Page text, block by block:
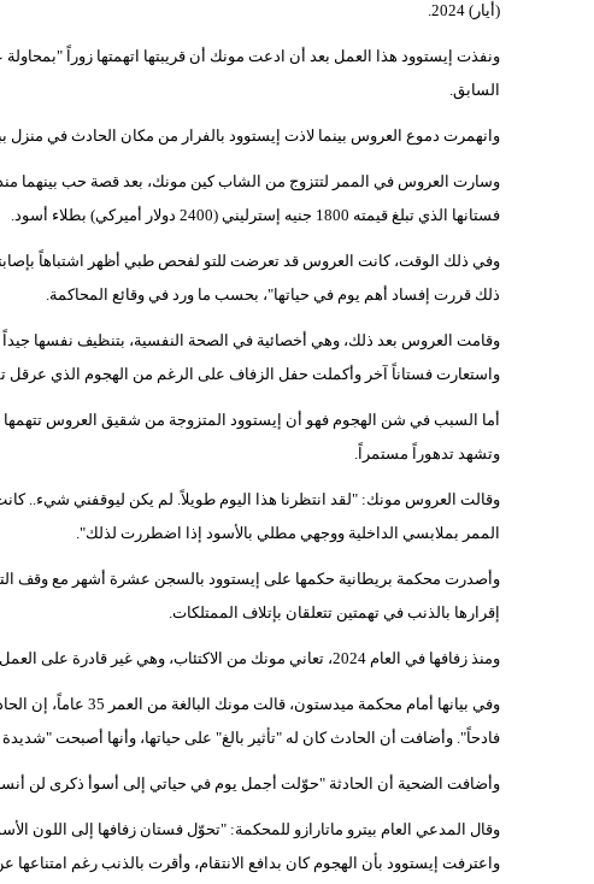
(أيار) 2024.
ونفذت إيستوود هذا العمل بعد أن ادعت مونك أن قريبتها اتهمتها زوراً
السابق.
وانهمرت دموع العروس بينما لاذت إيستوود بالفرار من مكان الحادث في
وسارت العروس في الممر لتتزوج من الشاب كين مونك، بعد قصة حب بينهما
فستانها الذي تبلغ قيمته 1800 جنيه إسترليني (2400 دولار أميركي) بطلاء أسود.
وفي ذلك الوقت، كانت العروس قد تعرضت للتو لفحص طبي أظهر اشتباهاً
ذلك قررت إفساد أهم يوم في حياتها"، بحسب ما ورد في وقائع المحاكمة.
وقامت العروس بعد ذلك، وهي أخصائية في الصحة النفسية، بتنظيف نفسها
واستعارت فستاناً آخر وأكملت حفل الزفاف على الرغم من الهجوم الذي عرقل
أما السبب في شن الهجوم فهو أن إيستوود المتزوجة من شقيق العروس تتهمها
وتشهد تدهوراً مستمراً.
وقالت العروس مونك: "لقد انتظرنا هذا اليوم طويلاً. لم يكن ليوقفني شيء..
الممر بملابسي الداخلية ووجهي مطلي بالأسود إذا اضطررت لذلك".
إقرارها بالذنب في تهمتين تتعلقان بإتلاف الممتلكات.
ومنذ زفافها في العام 2024، تعاني مونك من الاكتئاب، وهي غير قادرة على العمل.
وفي بيانها أمام محكمة
فادحاً". وأضافت أن الحادث كان له "تأثير بالغ" على حياتها، وأنها أصبحت "شديدة
وأضافت الضحية أن الحادثة "حوّلت أجمل يوم في حياتي إلى أسوأ ذكرى لن
وقال المدعي العام بيترو ماتارازو للمحكمة: "تحوّل فستان زفافها إلى اللون
واعترفت إيستوود بأن الهجوم كان بدافع الانتقام، وأقرت بالذنب رغم امتناعها